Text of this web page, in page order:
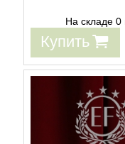
На складе 0
Купить